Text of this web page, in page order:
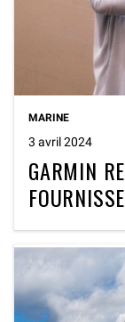
MARINE
3 avril 2024
GARMIN